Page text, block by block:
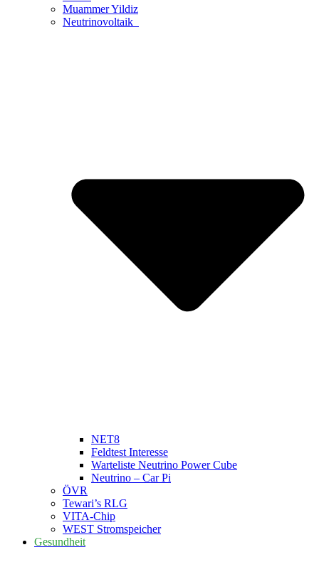
Muammer Yildiz
Neutrinovoltaik
NET8
Feldtest Interesse
Warteliste Neutrino Power Cube
Neutrino – Car Pi
ÖVR
Tewari’s RLG
VITA-Chip
WEST Stromspeicher
Gesundheit